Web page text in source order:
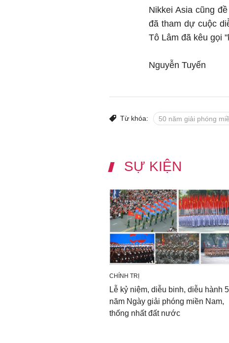
Nikkei Asia cũng
đã tham dự cuộc
Tô Lâm đã kêu gọi
Nguyễn Tuyến
Từ khóa: 50 năm giải phóng
SỰ KIỆN
CHÍNH TRỊ
Lễ kỷ niệm, diễu binh, diễu hành
năm Ngày giải phóng miền Nam,
thống nhất đất nước